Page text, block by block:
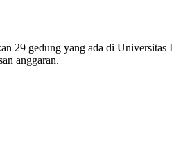
29 gedung yang ada di
anggaran.